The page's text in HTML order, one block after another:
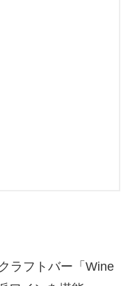
ラフトバー「Wine